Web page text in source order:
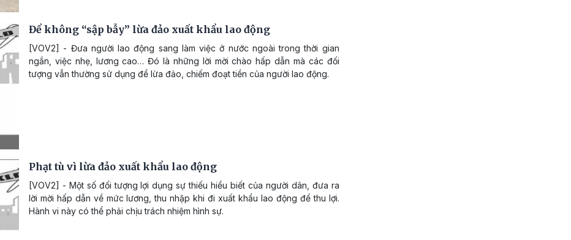
Để không “sập bẫy” lừa đảo xuất khẩu lao động
[VOV2] - Đưa người lao động sang làm việc ở nước ngoài trong thời gian
ngắn, việc nhẹ, lương cao… Đó là những lời mời chào hấp dẫn mà các đối
tượng vẫn thường sử dụng để lừa đảo, chiếm đoạt tiền của người lao động.
Phạt tù vì lừa đảo xuất khẩu lao động
[VOV2] - Một số đối tượng lợi dụng sự thiếu hiểu biết của người dân, đưa ra
lời mời hấp dẫn về mức lương, thu nhập khi đi xuất khẩu lao động để thu lợi.
Hành vi này có thể phải chịu trách nhiệm hình sự.